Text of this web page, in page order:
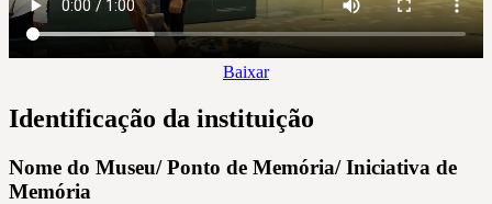
Baixar
Identificação da instituição
Nome do Museu/ Ponto de Memória/ Iniciativa de
Memória